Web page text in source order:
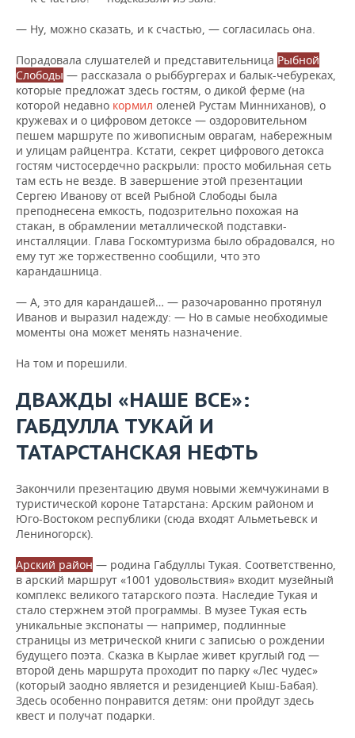
— Ну, можно сказать, и к счастью, — согласилась она.
Порадовала слушателей и представительница Рыбной
Слободы — рассказала о рыббургерах и балык-чебуреках,
которые предложат здесь гостям, о дикой ферме (на
которой недавно кормил оленей Рустам Минниханов), о
кружевах и о цифровом детоксе — оздоровительном
пешем маршруте по живописным оврагам, набережным
и улицам райцентра. Кстати, секрет цифрового детокса
гостям чистосердечно раскрыли: просто мобильная сеть
там есть не везде. В завершение этой презентации
Сергею Иванову от всей Рыбной Слободы была
преподнесена емкость, подозрительно похожая на
стакан, в обрамлении металлической подставки-
инсталляции. Глава Госкомтуризма было обрадовался, но
ему тут же торжественно сообщили, что это
карандашница.
— А, это для карандашей… — разочарованно протянул
Иванов и выразил надежду: — Но в самые необходимые
моменты она может менять назначение.
На том и порешили.
ДВАЖДЫ «НАШЕ ВСЕ»:
ГАБДУЛЛА ТУКАЙ И
ТАТАРСТАНСКАЯ НЕФТЬ
Закончили презентацию двумя новыми жемчужинами в
туристической короне Татарстана: Арским районом и
Юго-Востоком республики (сюда входят Альметьевск и
Лениногорск).
Арский район — родина Габдуллы Тукая. Соответственно,
в арский маршрут «1001 удовольствия» входит музейный
комплекс великого татарского поэта. Наследие Тукая и
стало стержнем этой программы. В музее Тукая есть
уникальные экспонаты — например, подлинные
страницы из метрической книги с записью о рождении
будущего поэта. Сказка в Кырлае живет круглый год —
второй день маршрута проходит по парку «Лес чудес»
(который заодно является и резиденцией Кыш-Бабая).
Здесь особенно понравится детям: они пройдут здесь
квест и получат подарки.